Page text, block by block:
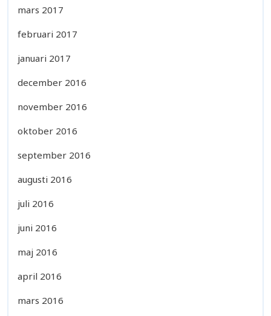
mars 2017
februari 2017
januari 2017
december 2016
november 2016
oktober 2016
september 2016
augusti 2016
juli 2016
juni 2016
maj 2016
april 2016
mars 2016